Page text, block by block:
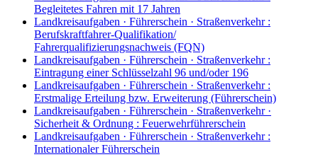
Begleitetes Fahren mit 17 Jahren
Landkreisaufgaben · Führerschein · Straßenverkehr :
Berufskraftfahrer-Qualifikation/
Fahrerqualifizierungsnachweis (FQN)
Landkreisaufgaben · Führerschein · Straßenverkehr :
Eintragung einer Schlüsselzahl 96 und/oder 196
Landkreisaufgaben · Führerschein · Straßenverkehr :
Erstmalige Erteilung bzw. Erweiterung (Führerschein)
Landkreisaufgaben · Führerschein · Straßenverkehr ·
Sicherheit & Ordnung : Feuerwehrführerschein
Landkreisaufgaben · Führerschein · Straßenverkehr :
Internationaler Führerschein